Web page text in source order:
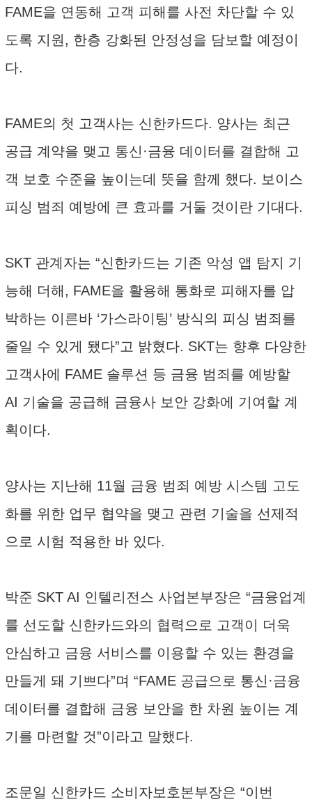
FAME을 연동해 고객 피해를 사전 차단할 수 있
도록 지원, 한층 강화된 안정성을 담보할 예정이
다.
FAME의 첫 고객사는 신한카드다. 양사는 최근
공급 계약을 맺고 통신·금융 데이터를 결합해 고
객 보호 수준을 높이는데 뜻을 함께 했다. 보이스
피싱 범죄 예방에 큰 효과를 거둘 것이란 기대다.
SKT 관계자는 “신한카드는 기존 악성 앱 탐지 기
능해 더해, FAME을 활용해 통화로 피해자를 압
박하는 이른바 ‘가스라이팅’ 방식의 피싱 범죄를
줄일 수 있게 됐다”고 밝혔다. SKT는 향후 다양한
고객사에 FAME 솔루션 등 금융 범죄를 예방할
AI 기술을 공급해 금융사 보안 강화에 기여할 계
획이다.
양사는 지난해 11월 금융 범죄 예방 시스템 고도
화를 위한 업무 협약을 맺고 관련 기술을 선제적
으로 시험 적용한 바 있다.
박준 SKT AI 인텔리전스 사업본부장은 “금융업계
를 선도할 신한카드와의 협력으로 고객이 더욱
안심하고 금융 서비스를 이용할 수 있는 환경을
만들게 돼 기쁘다”며 “FAME 공급으로 통신·금융
데이터를 결합해 금융 보안을 한 차원 높이는 계
기를 마련할 것”이라고 말했다.
조문일 신한카드 소비자보호본부장은 “이번